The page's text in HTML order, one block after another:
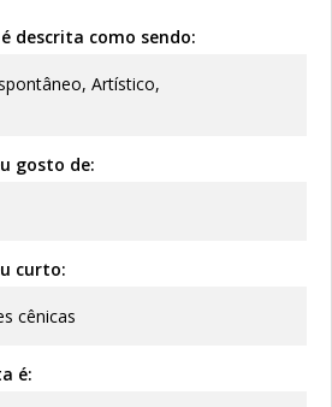
descrita como sendo:
Artístico,
gosto de:
curto:
cênicas
é: